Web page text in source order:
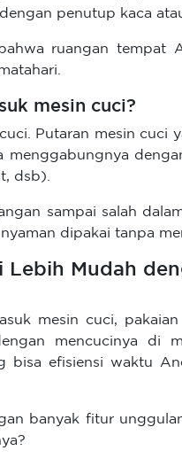
penutup kaca
ruangan tempat
mesin cuci?
Putaran mesin cuci
menggabungnya
dsb).
sampai salah
dipakai tanpa
Lebih Mudah
mesin cuci,
mencucinya di
bisa efisiensi waktu
banyak fitur